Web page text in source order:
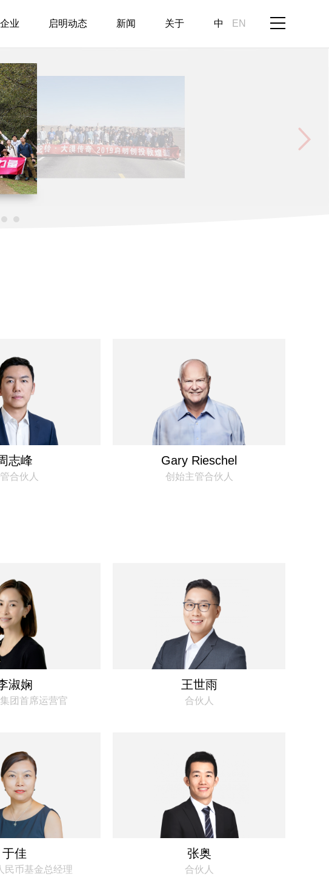
中 EN
业 启明动态 新闻 关于
务专家等组
与创业者分
顾问、财务专家等组
，并愿意与创业者分
志峰
合伙人
Gary Rieschel
创始主管合伙人
淑娴
团首席运营官
王世雨
合伙人
于佳
民币基金总经理
张奥
合伙人